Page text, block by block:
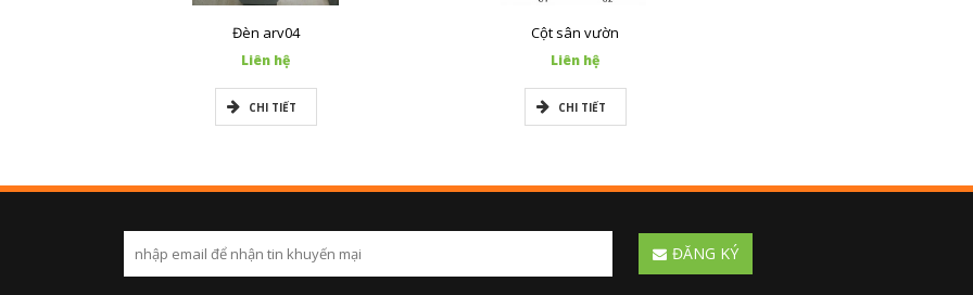
Đèn arv04
Liên hệ
CHI TIẾT
Cột sân vườn
Liên hệ
CHI TIẾT
ĐĂNG KÝ